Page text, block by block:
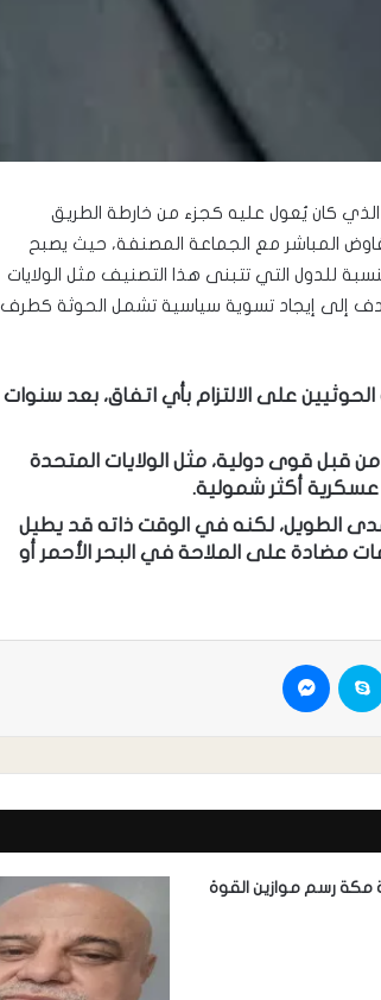
الذي كان يُعول عليه كجزء من خارطة الطريق
المباشر مع الجماعة المصنفة، حيث يصبح
للدول التي تتبنى هذا التصنيف مثل الولايات
إلى إيجاد تسوية سياسية تشمل الحوثة كطرف
على الالتزام بأي اتفاق، بعد سنوات
قوى دولية، مثل الولايات المتحدة
أكثر شمولية.
الطويل، لكنه في الوقت ذاته قد يطيل
مضادة على الملاحة في البحر الأحمر أو
مكة رسم موازين القوة